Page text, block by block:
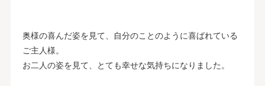
奥様の喜んだ姿を見て、自分のことのように喜ばれている
ご主人様。
お二人の姿を見て、とても幸せな気持ちになりました。